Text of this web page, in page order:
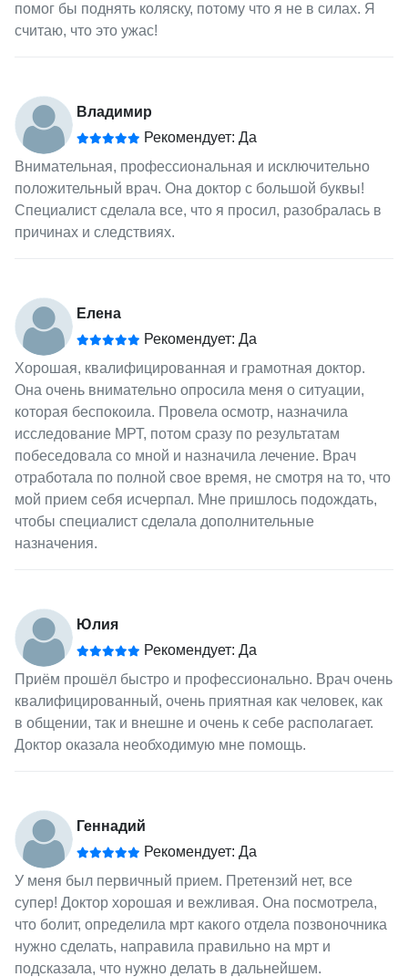
помог бы поднять коляску, потому что я не в силах. Я
считаю, что это ужас!
Владимир
Рекомендует: Да
Внимательная, профессиональная и исключительно
положительный врач. Она доктор с большой буквы!
Специалист сделала все, что я просил, разобралась в
причинах и следствиях.
Елена
Рекомендует: Да
Хорошая, квалифицированная и грамотная доктор.
Она очень внимательно опросила меня о ситуации,
которая беспокоила. Провела осмотр, назначила
исследование МРТ, потом сразу по результатам
побеседовала со мной и назначила лечение. Врач
отработала по полной свое время, не смотря на то, что
мой прием себя исчерпал. Мне пришлось подождать,
чтобы специалист сделала дополнительные
назначения.
Юлия
Рекомендует: Да
Приём прошёл быстро и профессионально. Врач очень
квалифицированный, очень приятная как человек, как
в общении, так и внешне и очень к себе располагает.
Доктор оказала необходимую мне помощь.
Геннадий
Рекомендует: Да
У меня был первичный прием. Претензий нет, все
супер! Доктор хорошая и вежливая. Она посмотрела,
что болит, определила мрт какого отдела позвоночника
нужно сделать, направила правильно на мрт и
подсказала, что нужно делать в дальнейшем.